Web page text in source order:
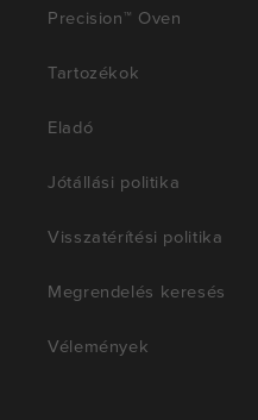
Precision™ Oven
Tartozékok
Eladó
Jótállási politika
Visszatérítési politika
Megrendelés keresés
Vélemények